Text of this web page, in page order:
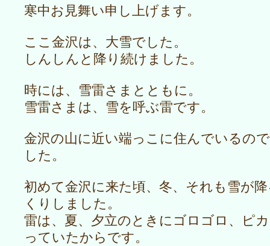
寒中お見舞い申し上げます。
ここ金沢は、大雪でした。
しんしんと降り続けました。
時には、雪雷さまとともに。
雪雷さまは、雪を呼ぶ雷です。
金沢の山に近い端っこに住んでいるの
した。
初めて金沢に来た頃、冬、それも雪が
くりしました。
雷は、夏、夕立のときにゴロゴロ、ピ
っていたからです。